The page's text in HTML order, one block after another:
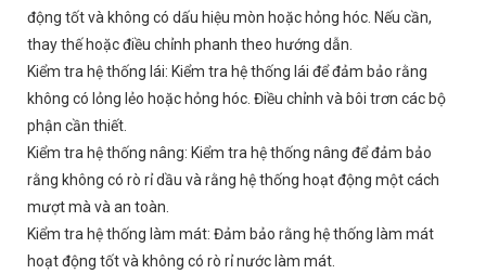
động tốt và không có dấu hiệu mòn hoặc hỏng hóc. Nếu cần,
thay thế hoặc điều chỉnh phanh theo hướng dẫn.
Kiểm tra hệ thống lái: Kiểm tra hệ thống lái để đảm bảo rằng
không có lỏng lẻo hoặc hỏng hóc. Điều chỉnh và bôi trơn các bộ
phận cần thiết.
Kiểm tra hệ thống nâng: Kiểm tra hệ thống nâng để đảm bảo
rằng không có rò rỉ dầu và rằng hệ thống hoạt động một cách
mượt mà và an toàn.
Kiểm tra hệ thống làm mát: Đảm bảo rằng hệ thống làm mát
hoạt động tốt và không có rò rỉ nước làm mát.